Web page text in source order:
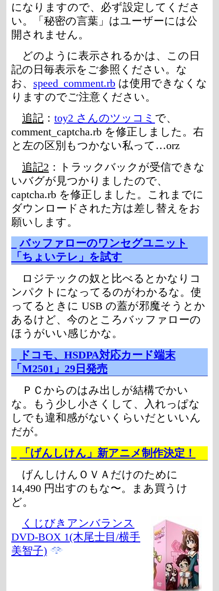
になりますので、必ず設定してくださ
い。「秘密の言葉」はユーザーには公
開されません。
どのように表示されるかは、この日
記の日毎表示をご参照ください。な
お、 speed_comment.rb は使用できなくな
りますのでご注意ください。
追記 ： toy2 さんのツッコミ で、
comment_captcha.rb を修正しました。右
と左の区別もつかない私って…orz
追記2 ：トラックバックが受信できな
いバグが見つかりましたので、
captcha.rb を修正しました。これまでに
ダウンロードされた方は差し替えをお
願いします。
バッファローのワンセグユニット
「ちょいテレ」を試す
ロジテックの奴と比べるとかなりコ
ンパクトになってるのがわかるな。使
ってるときに USB の蓋が邪魔そうとか
あるけど、今のところバッファローの
ほうがいい感じかな。
ドコモ、HSDPA対応カード端末
「M2501」29日発売
ＰＣからのはみ出しが結構でかい
な。もう少し小さくして、入れっぱな
しでも違和感がないくらいだといいん
だが。
「げんしけん」新アニメ制作決定！
げんしけんＯＶＡだけのために
14,490 円出すのもな〜。まあ買うけ
ど。
くじびきアンバランス
DVD-BOX 1(木尾士目/横手
美智子)